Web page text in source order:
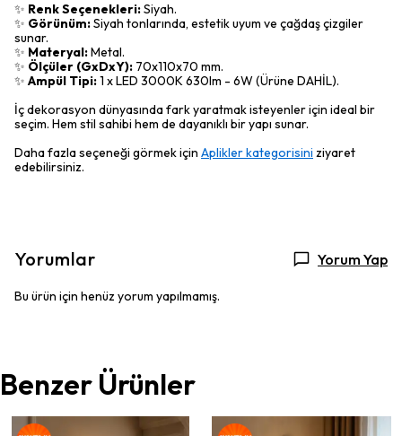
✨ Renk Seçenekleri:Siyah.
✨ Görünüm:Siyah tonlarında, estetik uyum ve çağdaş çizgiler
sunar.
✨ Materyal:Metal.
✨ Ölçüler (GxDxY): 70x110x70 mm.
✨ Ampül Tipi:1 x LED 3000K 630lm - 6W (Ürüne DAHİL).
İç dekorasyon dünyasında fark yaratmak isteyenler için ideal bir
seçim. Hem stil sahibi hem de dayanıklı bir yapı sunar.
Daha fazla seçeneği görmek için Aplikler kategorisini ziyaret
edebilirsiniz.
Yorumlar Yorum Yap
Bu ürün için henüz yorum yapılmamış.
Benzer Ürünler